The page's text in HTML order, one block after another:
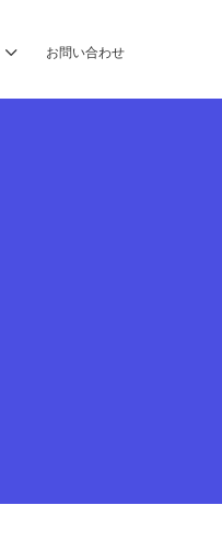
お問い合わせ